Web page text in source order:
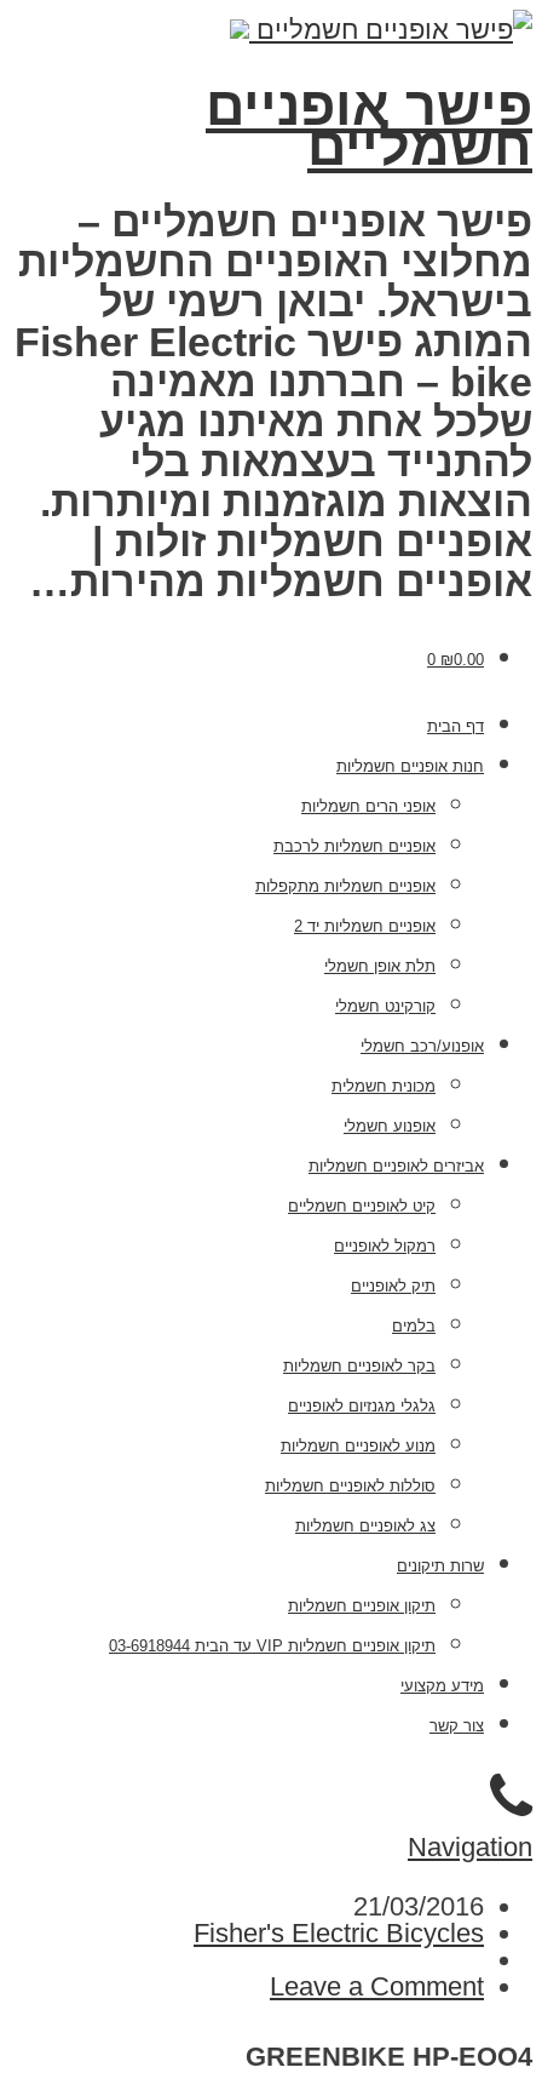
פישר אופניים
חשמליים
פישר אופניים חשמליים –
מחלוצי האופניים החשמליות
בישראל. יבואן רשמי של
המותג פישר Fisher Electric
bike – חברתנו מאמינה
שלכל אחת מאיתנו מגיע
להתנייד בעצמאות בלי
הוצאות מוגזמנות ומיותרות.
אופניים חשמליות זולות |
אופניים חשמליות מהירות…
₪0.00
0
דף הבית
חנות אופניים חשמליות
אופני הרים חשמליות
אופניים חשמליות לרכבת
אופניים חשמליות מתקפלות
אופניים חשמליות יד 2
תלת אופן חשמלי
קורקינט חשמלי
אופנוע/רכב חשמלי
מכונית חשמלית
אופנוע חשמלי
אביזרים לאופניים חשמליות
קיט לאופניים חשמליים
רמקול לאופניים
תיק לאופניים
בלמים
בקר לאופניים חשמליות
גלגלי מגנזיום לאופניים
מנוע לאופניים חשמליות
סוללות לאופניים חשמליות
צג לאופניים חשמליות
שרות תיקונים
תיקון אופניים חשמליות
תיקון אופניים חשמליות VIP עד הבית 03-6918944
מידע מקצועי
צור קשר
Navigation
21/03/2016
Fisher's Electric Bicycles
Leave a Comment
GREENBIKE HP-EOO4